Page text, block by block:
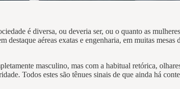
é diversa, ou deveria ser, ou o quanto as
aéreas exatas e engenharia, em muitas
masculino, mas com a habitual retórica,
Todos estes são tênues sinais de que ainda há